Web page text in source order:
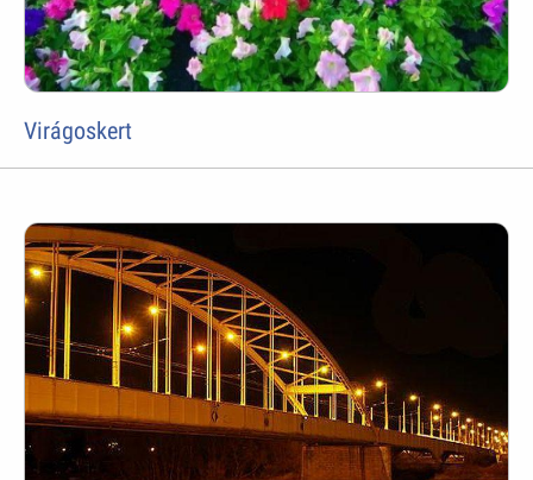
Virágoskert